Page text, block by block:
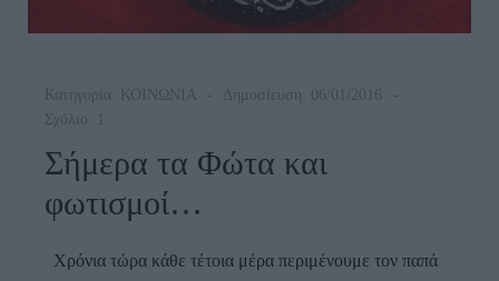
Κατηγορία: ΚΟΙΝΩΝΙΑ
Δημοσίευση: 06/01/2016
Σχόλιο: 1
Σήμερα τα Φώτα και
φωτισμοί…
Χρόνια τώρα κάθε τέτοια μέρα περιμένουμε τον παπά